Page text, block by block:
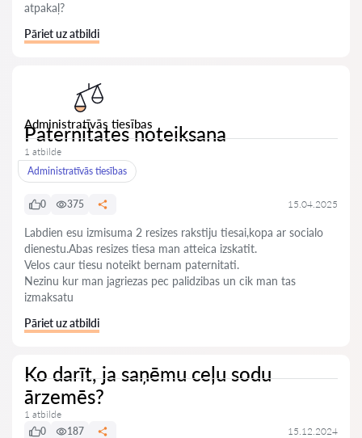
atpakaļ?
Pāriet uz atbildi
Administratīvās tiesības
Paternitates noteiksana
1 atbilde
Administratīvās tiesības
0 375 15.04.2025
Labdien esu izmisuma 2 resizes rakstiju tiesai,kopa ar socialo
dienestu.Abas resizes tiesa man atteica izskatit.
Velos caur tiesu noteikt bernam paternitati.
Nezinu kur man jagriezas pec palidzibas un cik man tas
izmaksatu
Pāriet uz atbildi
Ko darīt, ja saņēmu ceļu sodu
ārzemēs?
1 atbilde
0
187 15.12.2024